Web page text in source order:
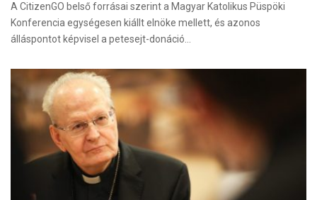
A CitizenGO belső forrásai szerint a Magyar Katolikus Püspöki
Konferencia egységesen kiállt elnöke mellett, és azonos
álláspontot képvisel a petesejt-donáció…